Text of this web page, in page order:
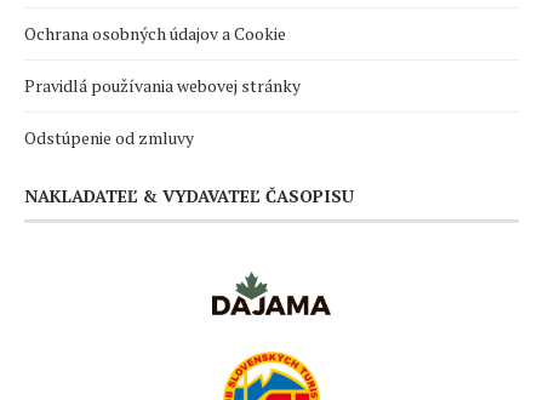
Ochrana osobných údajov a Cookie
Pravidlá používania webovej stránky
Odstúpenie od zmluvy
NAKLADATEĽ & VYDAVATEĽ ČASOPISU